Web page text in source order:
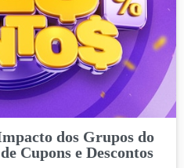
dos Grupos do
Cupons e Descontos